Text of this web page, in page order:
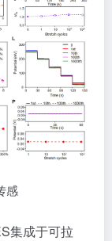
感
集成于可拉